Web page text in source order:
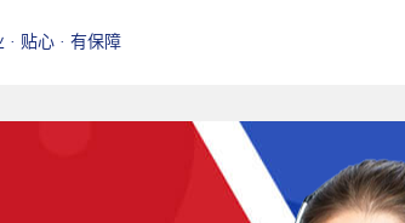
· 贴心 · 有保障